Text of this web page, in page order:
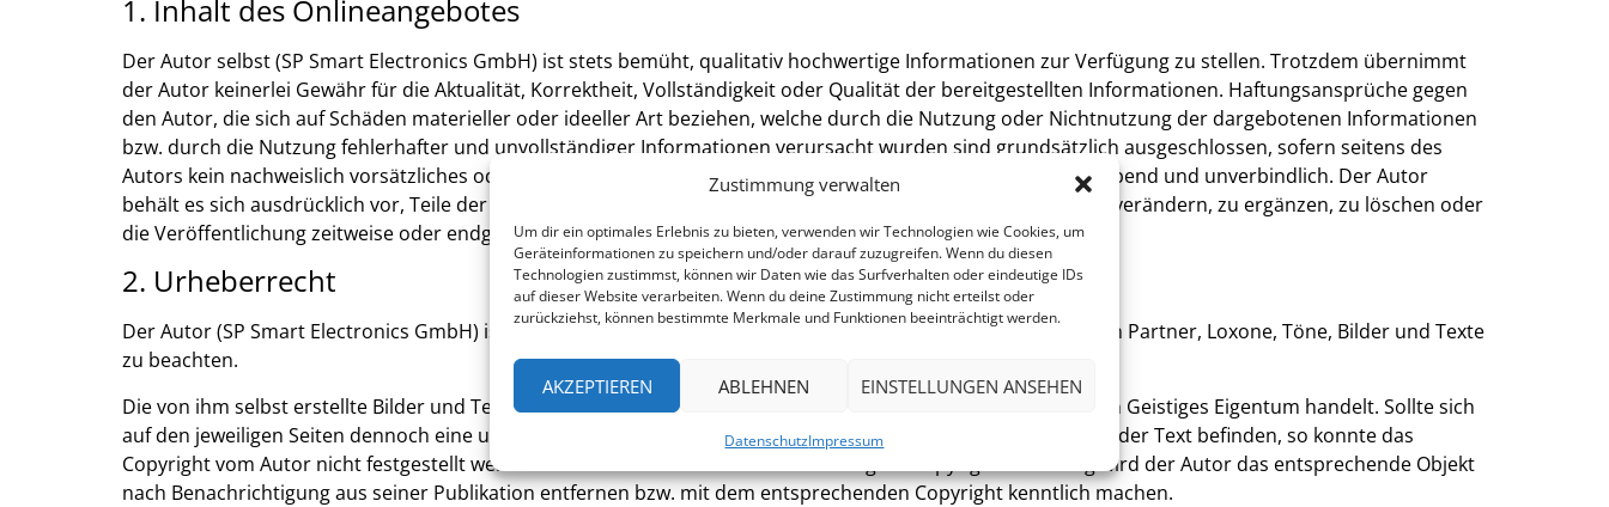
Zustimmung verwalten
Um dir ein optimales Erlebnis zu bieten, verwenden wir Technologien wie Cookies, um
Geräteinformationen zu speichern und/oder darauf zuzugreifen. Wenn du diesen
Technologien zustimmst, können wir Daten wie das Surfverhalten oder eindeutige IDs
auf dieser Website verarbeiten. Wenn du deine Zustimmung nicht erteilst oder
zurückziehst, können bestimmte Merkmale und Funktionen beeinträchtigt werden.
AKZEPTIEREN ABLEHNEN EINSTELLUNGEN ANSEHEN
DatenschutzImpressum
1. Inhalt des Onlineangebotes
Der Autor selbst (SP Smart Electronics GmbH) ist stets bemüht, qualitativ hochwertige Informationen zur Verfügung zu stellen. Trotzdem übernimmt
der Autor keinerlei Gewähr für die Aktualität, Korrektheit, Vollständigkeit oder Qualität der bereitgestellten Informationen. Haftungsansprüche gegen
den Autor, die sich auf Schäden materieller oder ideeller Art beziehen, welche durch die Nutzung oder Nichtnutzung der dargebotenen Informationen
bzw. durch die Nutzung fehlerhafter und unvollständiger Informationen verursacht wurden sind grundsätzlich ausgeschlossen, sofern seitens des
Autors kein nachweislich vorsätzliches oder grob fahrlässiges Verschulden vorliegt. Alle Angebote sind freibleibend und unverbindlich. Der Autor
behält es sich ausdrücklich vor, Teile der Seiten oder das gesamte Angebot ohne gesonderte Ankündigung zu verändern, zu ergänzen, zu löschen oder
die Veröffentlichung zeitweise oder endgültig einzustellen.
2. Urheberrecht
Der Autor (SP Smart Electronics GmbH) ist bestrebt, in allen Publikationen die Urheberrechte der verwendeten Partner, Loxone, Töne, Bilder und Texte
zu beachten.
Die von ihm selbst erstellte Bilder und Texte zu nutzen ohne dafür eine Lizenz zu benötigen, da es sich um sein Geistiges Eigentum handelt. Sollte sich
auf den jeweiligen Seiten dennoch eine ungekennzeichnete, aber durch fremdes Copyright geschützte Grafik oder Text befinden, so konnte das
Copyright vom Autor nicht festgestellt werden. Im Falle einer solchen unbeabsichtigten Copyrightverletzung wird der Autor das entsprechende Objekt
nach Benachrichtigung aus seiner Publikation entfernen bzw. mit dem entsprechenden Copyright kenntlich machen.